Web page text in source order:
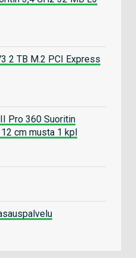
2 TB M.2 PCI Express
Pro 360 Suoritin
cm musta 1 kpl